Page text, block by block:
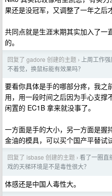
果还是没冠军，又调整了一年之后
共同点就是生涯末期其实加入了一
的。
回复了 gadore 创建的主题 ›
上周工作
不着觉，换鼠标能有效果吗？
要看你具体是手的哪部分疼，我之
用，用一段时间之后因为手心支撑
闲置的 EC1B 拿来就没事了。
一方面是手的大小，另一方面是握
金油的模具，可以买个国产平替试试
回复了 isbase 创建的主题 › 看了一圈直
戏的天梯环境是不是毒性很大？
体感还是中国人毒性大。